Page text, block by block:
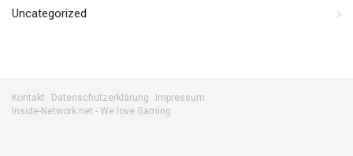
Uncategorized
Kontakt Datenschutzerklärung
Impressum
Inside-Network.net - We love Gaming